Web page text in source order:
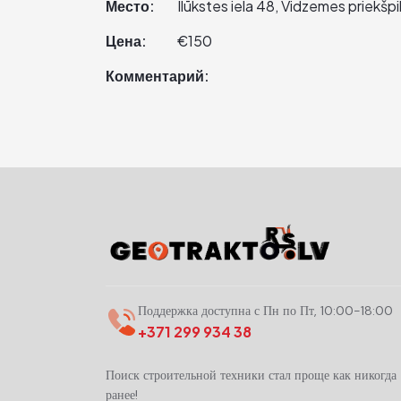
Место:
Ilūkstes iela 48, Vidzemes
Цена:
€150
Комментарий:
Поддержка доступна с Пн по Пт, 10:00-18:00
+371 299 934 38
Поиск строительной техники стал проще как никогда
ранее!